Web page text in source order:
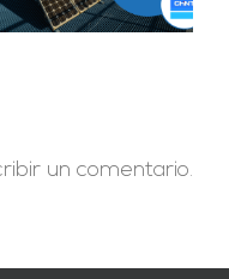
Sevilla
un comentario.